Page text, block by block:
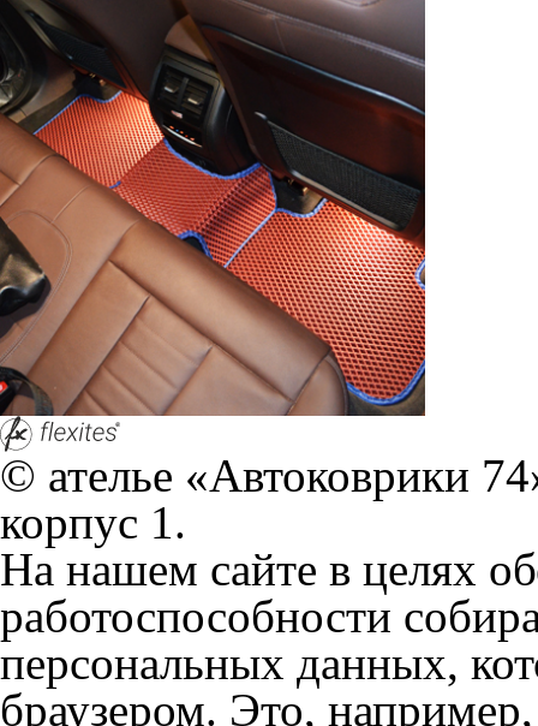
© ателье «Автоковрики
корпус 1.
На нашем сайте в целях
работоспособности
персональных данных,
браузером. Это,
и т.д. Если Вы
согласие на обработку
Положении по обработке
+7 (351) 277 91 67